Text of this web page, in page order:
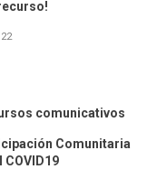
comunicativos
Comunitaria
COVID19